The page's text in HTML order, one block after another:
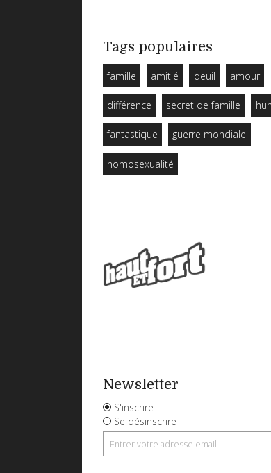
Tags populaires
famille amitié deuil amour
différence secret de famille
fantastique guerre mondiale
homosexualité
Newsletter
S'inscrire
Se désinscrire